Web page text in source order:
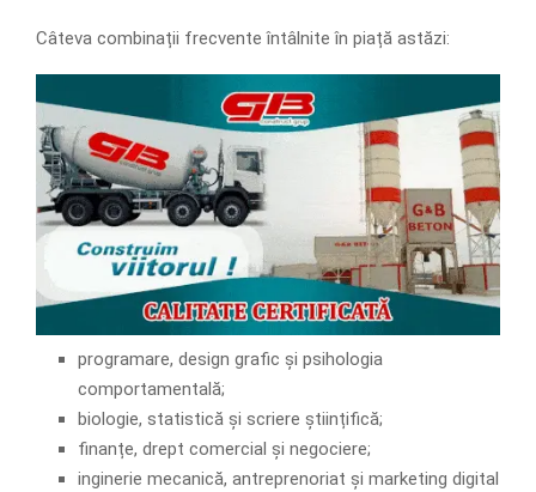
Câteva combinații frecvente întâlnite în piață astăzi:
programare, design grafic și psihologia
comportamentală;
biologie, statistică și scriere științifică;
finanțe, drept comercial și negociere;
inginerie mecanică, antreprenoriat și marketing digital